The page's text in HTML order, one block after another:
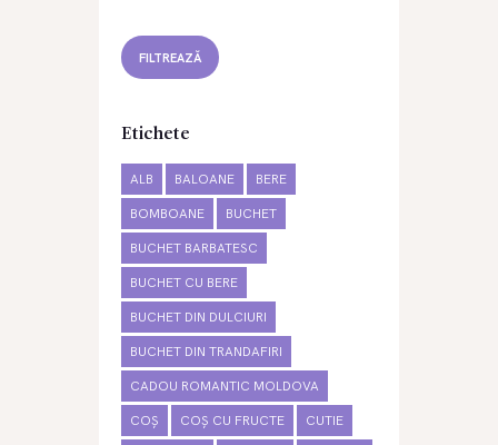
FILTREAZĂ
Etichete
ALB BALOANE BERE
BOMBOANE BUCHET
BUCHET BARBATESC
BUCHET CU BERE
BUCHET DIN DULCIURI
BUCHET DIN TRANDAFIRI
CADOU ROMANTIC MOLDOVA
COȘ COȘ CU FRUCTE CUTIE